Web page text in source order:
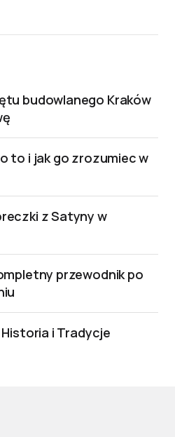
budowlanego Kraków
to i jak go zrozumiec w
z Satyny w
przewodnik po
i Tradycje